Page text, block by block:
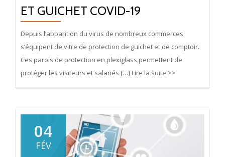
ET GUICHET COVID-19
Depuis l’apparition du virus de nombreux commerces
s’équipent de vitre de protection de guichet et de comptoir.
Ces parois de protection en plexiglass permettent de
protéger les visiteurs et salariés […] Lire la suite >>
04
FÉV